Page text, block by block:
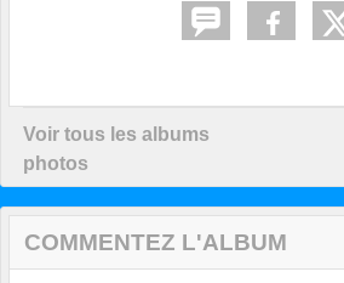
Voir tous les albums
photos
COMMENTEZ L'ALBUM